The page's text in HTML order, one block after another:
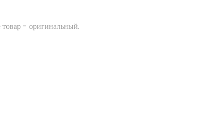
- оригинальный.